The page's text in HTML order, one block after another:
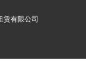
赁有限公司